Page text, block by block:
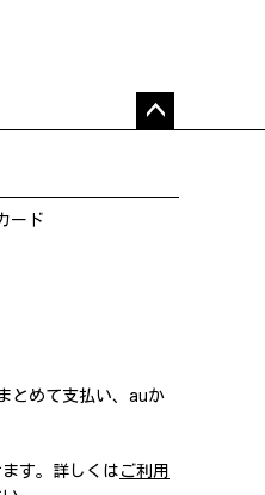
ード
とめて支払い、auか
ます。詳しくは ご利用